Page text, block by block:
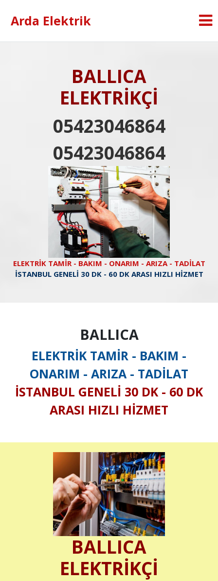
Arda Elektrik
BALLICA
ELEKTRİKÇİ
05423046864
05423046864
ELEKTRİK TAMİR - BAKIM - ONARIM - ARIZA - TADİLAT
İSTANBUL GENELİ 30 DK - 60 DK ARASI HIZLI HİZMET
BALLICA
ELEKTRİK TAMİR - BAKIM -
ONARIM - ARIZA - TADİLAT
İSTANBUL GENELİ 30 DK - 60 DK
ARASI HIZLI HİZMET
BALLICA
ELEKTRİKÇİ